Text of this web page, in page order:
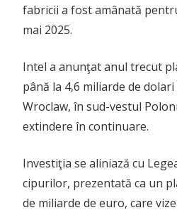
fabricii a fost amânată
mai 2025.
Intel a anunţat anul trecut
până la 4,6 miliarde de
Wroclaw, în sud-vestul
extindere în continuare.
Investiţia se aliniază cu
cipurilor, prezentată ca un
de miliarde de euro, care